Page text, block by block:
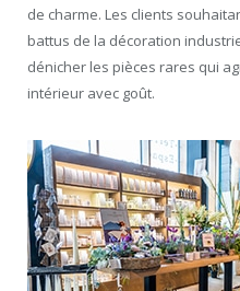
de charme. Les clients
battus de la décoration
dénicher les pièces rares qui
intérieur avec goût.